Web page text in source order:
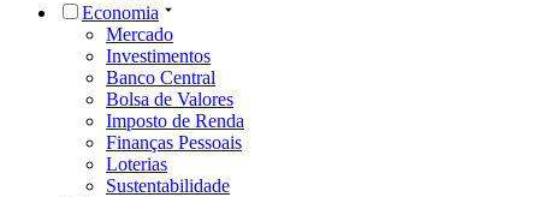
Economia
Mercado
Investimentos
Banco Central
Bolsa de Valores
Imposto de Renda
Finanças Pessoais
Loterias
Sustentabilidade